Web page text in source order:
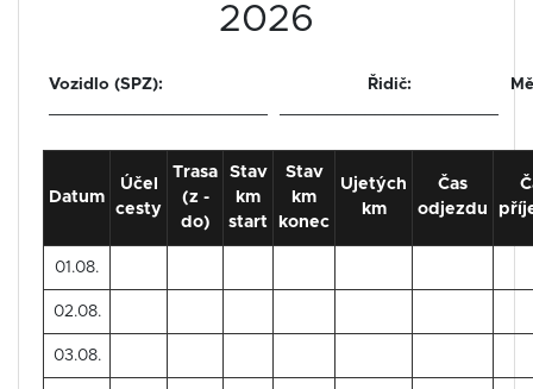
2026
Vozidlo (SPZ):
Řidič:
Datum
Účel
cesty
Trasa
(z -
do)
Stav
km
start
Stav
km
konec
Ujetých
km
Čas
odjezdu
01.08.
02.08.
03.08.